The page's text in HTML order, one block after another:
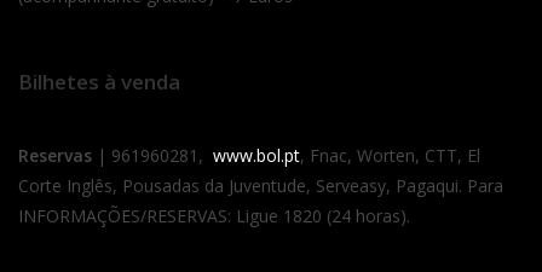
Bilhetes à venda
Reservas | 961960281, www.bol.pt, Fnac, Worten, CTT, El
Corte Inglês, Pousadas da Juventude, Serveasy, Pagaqui. Para
INFORMAÇÕES/RESERVAS: Ligue 1820 (24 horas).